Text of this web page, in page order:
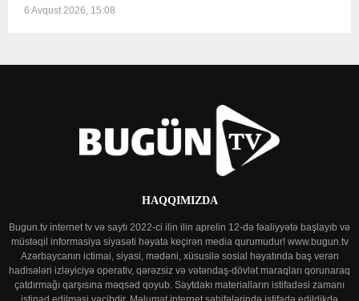
6 Avqust 2026, 15:08
HAQQIMIZDA
Bugun.tv internet tv və saytı 2022-ci ilin ilin aprelin 12-də fəaliyyətə başlayıb və
müstəqil informasiya siyasəti həyata keçirən media qurumudur! www.bugun.tv
Azərbaycanın ictimai, siyasi, mədəni, xüsusilə sosial həyatında baş verən
hadisələri izləyiciyə operativ, qərəzsiz və vətəndaş-dövlət maraqları qorunaraq
çatdırmağı qarşısına məqsəd qoyub. Saytdakı materialların istifadəsi zamanı